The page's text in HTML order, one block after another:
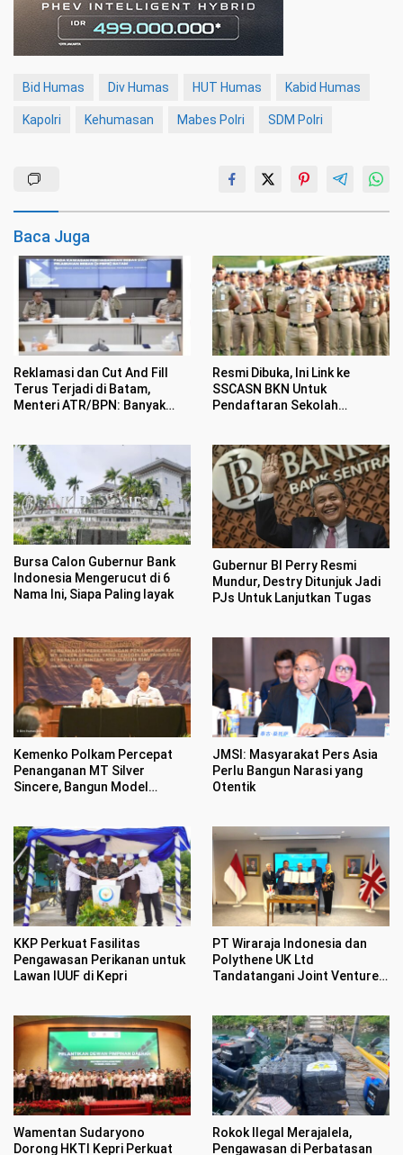
Bid Humas Div Humas HUT Humas Kabid Humas
Kapolri Kehumasan Mabes Polri SDM Polri
Baca Juga
Reklamasi dan Cut And Fill
Terus Terjadi di Batam,
Menteri ATR/BPN: Banyak
Resmi Dibuka, Ini Link ke
SSCASN BKN Untuk
Pendaftaran Sekolah
Bursa Calon Gubernur Bank
Indonesia Mengerucut di 6
Nama Ini, Siapa Paling layak
Gubernur BI Perry Resmi
Mundur, Destry Ditunjuk Jadi
PJs Untuk Lanjutkan Tugas
Kemenko Polkam Percepat
Penanganan MT Silver
Sincere, Bangun Model
JMSI: Masyarakat Pers Asia
Perlu Bangun Narasi yang
Otentik
KKP Perkuat Fasilitas
Pengawasan Perikanan untuk
Lawan IUUF di Kepri
PT Wiraraja Indonesia dan
Polythene UK Ltd
Tandatangani Joint Venture
Wamentan Sudaryono
Dorong HKTI Kepri Perkuat
Rokok Ilegal Merajalela,
Pengawasan di Perbatasan